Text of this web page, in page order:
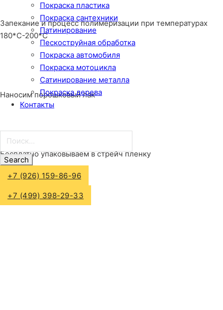
Покраска пластика
Покраска сантехники
Патинирование
Пескоструйная обработка
Покраска автомобиля
Покраска мотоцикла
Сатинирование металла
Покраска дерева
Контакты
Поиск...
+7 (926) 159-86-96
+7 (499) 398-29-33
Запекание и процесс полимеризации при температурах
180*С-200*С
Наносим порошковый лак
Бесплатно упаковываем в стрейч пленку